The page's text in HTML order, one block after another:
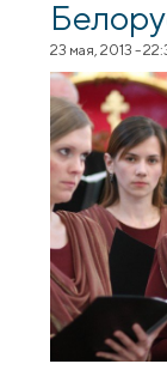
23 мая, 2013 -